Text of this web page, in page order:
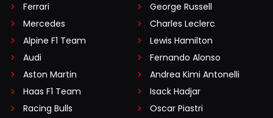
Ferrari
Mercedes
Alpine F1 Team
Audi
Aston Martin
Haas F1 Team
Racing Bulls
George Russell
Charles Leclerc
Lewis Hamilton
Fernando Alonso
Andrea Kimi Antonelli
Isack Hadjar
Oscar Piastri